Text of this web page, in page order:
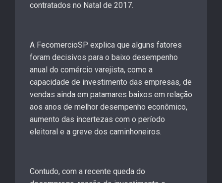
contratados no Natal de 2017.
A FecomercioSP explica que alguns fatores
foram decisivos para o baixo desempenho
anual do comércio varejista, como a
capacidade de investimento das empresas, de
vendas ainda em patamares baixos em relação
aos anos de melhor desempenho econômico,
aumento das incertezas com o período
eleitoral e a greve dos caminhoneiros.
Contudo, com a recente queda do